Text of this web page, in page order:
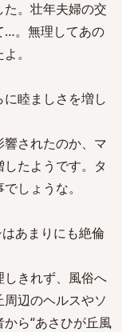
。壮年夫婦の交
…。無理してあの
。
睦ましさを増し
されたのか、マ
たようです。タ
しょうな。
あまりにも絶倫
きれず、風俗へ
辺のヘルスやソ
ら“あさひが丘風